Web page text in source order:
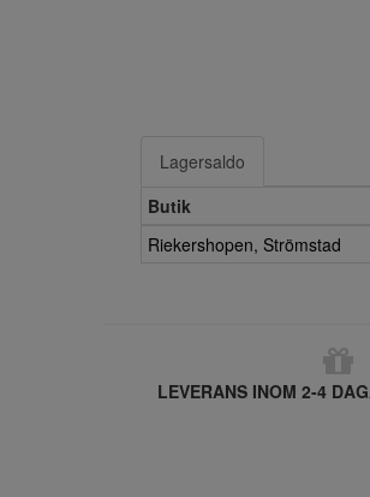
Lagersaldo
Butik
Riekershopen, Strömstad
LEVERANS INOM 2-4